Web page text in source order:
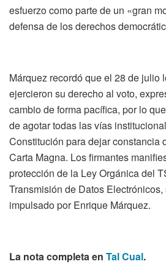
esfuerzo como parte de un «gran
defensa de los derechos
Márquez recordó que el 28 de julio
ejercieron su derecho al voto,
cambio de forma pacífica, por lo
de agotar todas las vías
Constitución para dejar constancia
Carta Magna. Los firmantes
protección de la Ley Orgánica del
Transmisión de Datos
impulsado por Enrique Márquez.
La nota completa en Tal Cual.